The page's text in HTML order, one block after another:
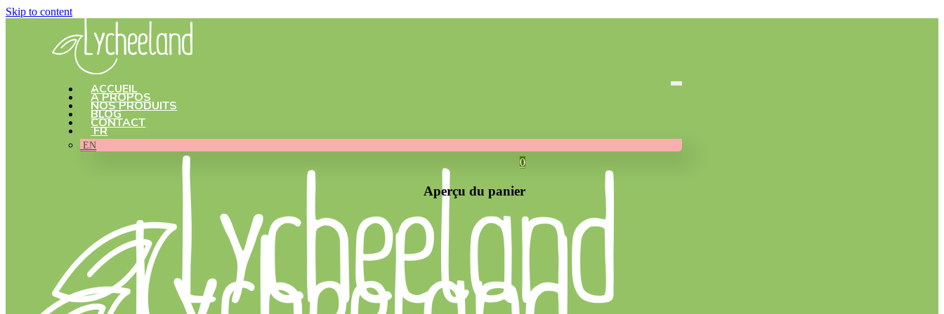
Skip to content
ACCUEIL
À PROPOS
NOS PRODUITS
BLOG
CONTACT
FR
EN
0
Aperçu du panier